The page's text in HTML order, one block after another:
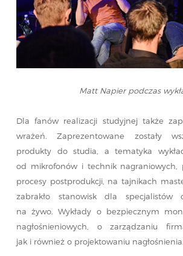
Matt Napier podczas
Dla fanów realizacji studyjnej także
wrażeń. Zaprezentowane zostały
produkty do studia, a tematyka
od mikrofonów i technik nagraniowych,
procesy postprodukcji, na tajnikach
zabrakło stanowisk dla
na żywo. Wykłady o bezpiecznym
nagłośnieniowych, o zarządzaniu
jak i również o projektowaniu nagłośnienia.